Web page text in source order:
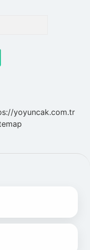
yoyuncak.com.tr